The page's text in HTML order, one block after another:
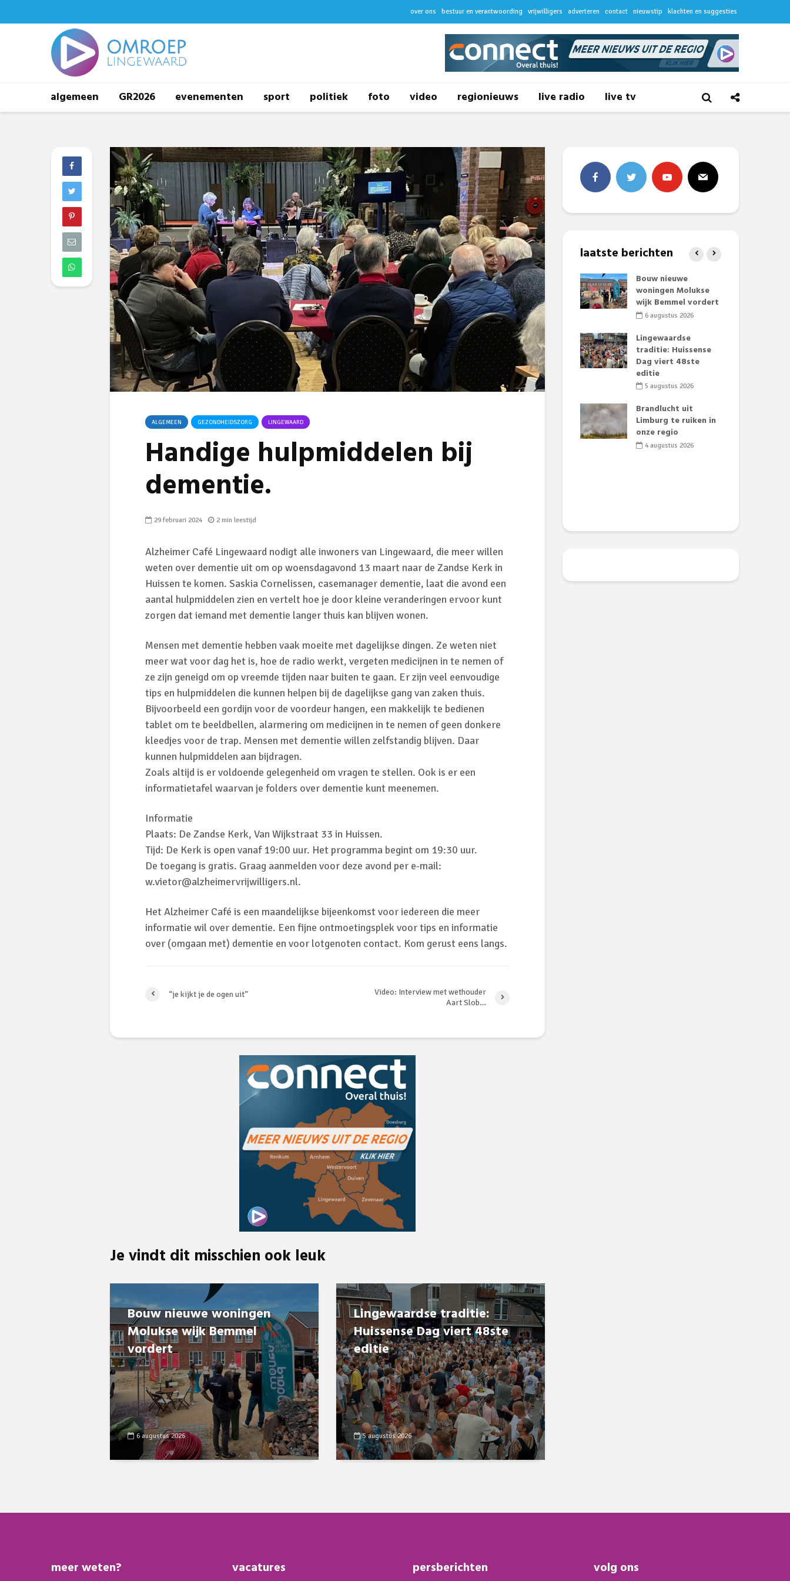
over ons bestuur en verantwoording vrijwilligers adverteren contact nieuwstip klachten en suggesties
algemeen GR2026 evenementen sport politiek foto video regionieuws live radio live tv
ALGEMEEN GEZONDHEIDSZORG LINGEWAARD
Handige hulpmiddelen bij
dementie.
29 februari 2024 2 min leestijd
Alzheimer Café Lingewaard nodigt alle inwoners van Lingewaard, die meer willen
weten over dementie uit om op woensdagavond 13 maart naar de Zandse Kerk in
Huissen te komen. Saskia Cornelissen, casemanager dementie, laat die avond een
aantal hulpmiddelen zien en vertelt hoe je door kleine veranderingen ervoor kunt
zorgen dat iemand met dementie langer thuis kan blijven wonen.
Mensen met dementie hebben vaak moeite met dagelijkse dingen. Ze weten niet
meer wat voor dag het is, hoe de radio werkt, vergeten medicijnen in te nemen of
ze zijn geneigd om op vreemde tijden naar buiten te gaan. Er zijn veel eenvoudige
tips en hulpmiddelen die kunnen helpen bij de dagelijkse gang van zaken thuis.
Bijvoorbeeld een gordijn voor de voordeur hangen, een makkelijk te bedienen
tablet om te beeldbellen, alarmering om medicijnen in te nemen of geen donkere
kleedjes voor de trap. Mensen met dementie willen zelfstandig blijven. Daar
kunnen hulpmiddelen aan bijdragen.
Zoals altijd is er voldoende gelegenheid om vragen te stellen. Ook is er een
informatietafel waarvan je folders over dementie kunt meenemen.
Informatie
Plaats: De Zandse Kerk, Van Wijkstraat 33 in Huissen.
Tijd: De Kerk is open vanaf 19:00 uur. Het programma begint om 19:30 uur.
De toegang is gratis. Graag aanmelden voor deze avond per e-mail:
w.vietor@alzheimervrijwilligers.nl.
Het Alzheimer Café is een maandelijkse bijeenkomst voor iedereen die meer
informatie wil over dementie. Een fijne ontmoetingsplek voor tips en informatie
over (omgaan met) dementie en voor lotgenoten contact. Kom gerust eens langs.
“je kijkt je de ogen uit”
Video: Interview met wethouder
Aart Slob…
Je vindt dit misschien ook leuk
Bouw nieuwe woningen
Molukse wijk Bemmel
vordert
6 augustus 2026
Lingewaardse traditie:
Huissense Dag viert 48ste
editie
5 augustus 2026
laatste berichten
Omgeving Deken
Doctor Mulderstraat
Bemmel wordt
éénrichtingsverkeer
30 juli 2026
Buurt klaar voor
noodsituaties:
gemeente deelt
subsidies uit
28 juli 2026
Ontmoet Huubke:
Het nieuwe gezicht
van onze events!
28 juli 2026
Komkommertijd op
Angerse basisschool:
‘Eerste groenten
geoogst’
28 juli 2026
Bouw nieuwe
woningen Molukse
wijk Bemmel vordert
6 augustus 2026
Lingewaardse
traditie: Huissense
Dag viert 48ste
editie
5 augustus 2026
Brandlucht uit
Limburg te ruiken in
onze regio
4 augustus 2026
meer weten? vacatures persberichten volg ons